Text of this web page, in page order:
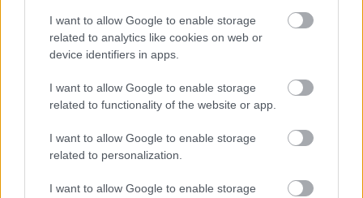
I want to allow Google to enable storage
related to analytics like cookies on web or
device identifiers in apps.
I want to allow Google to enable storage
related to functionality of the website or app.
I want to allow Google to enable storage
related to personalization.
I want to allow Google to enable storage
Az első nagylemezét idén kiadó - és azzal Recorder-
címlapra is kerülő - Blahalouisiana túl van első
masszívabb nyári fesztiválszezonján, a Recorder az
augusztusi zebegényi UbikEklektikre kísérte el
zenekart - Turnénapló és videó az élményeinkről.